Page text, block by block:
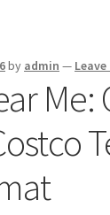
by admin —